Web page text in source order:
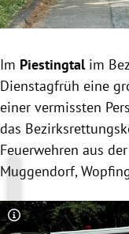
Untermenü
Untermenü
Im Piestingtalim
Dienstagfrüh eine
einer vermissten
das
Feuerwehren aus
Muggendorf,
Copyright-